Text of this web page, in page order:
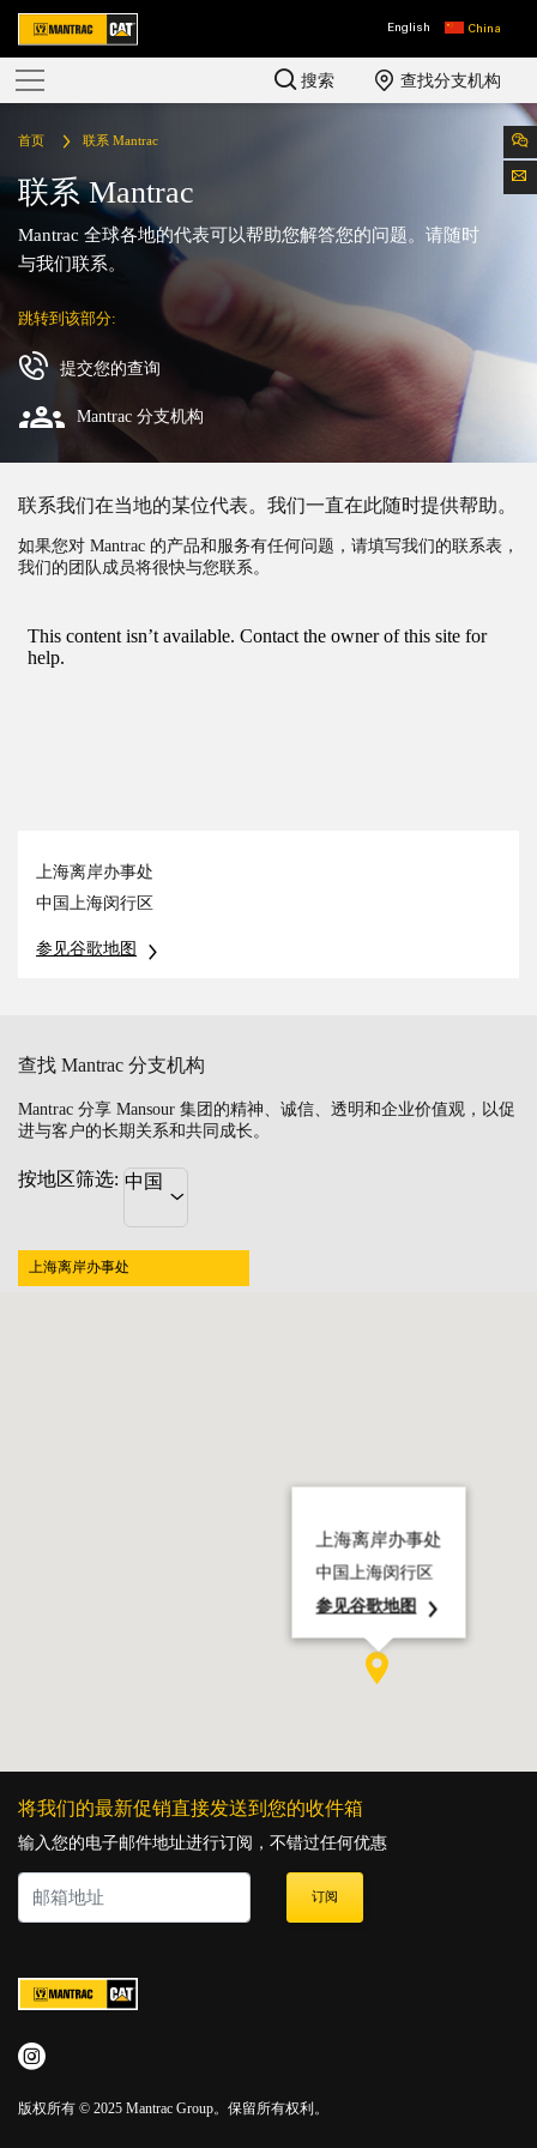
English China
搜索 查找分支机构
首页 联系 Mantrac
联系 Mantrac
Mantrac 全球各地的代表可以帮助您解答您的问题。请随时
与我们联系。
跳转到该部分:
提交您的查询
Mantrac 分支机构
联系我们在当地的某位代表。我们一直在此随时提供帮助。
如果您对 Mantrac 的产品和服务有任何问题，请填写我们的联系表，
我们的团队成员将很快与您联系。
上海离岸办事处
中国上海闵行区
参见谷歌地图
查找 Mantrac 分支机构
Mantrac 分享 Mansour 集团的精神、诚信、透明和企业价值观，以促
进与客户的长期关系和共同成长。
按地区筛选: 中国
上海离岸办事处
上海离岸办事处
中国上海闵行区
参见谷歌地图
将我们的最新促销直接发送到您的收件箱
输入您的电子邮件地址进行订阅，不错过任何优惠
订阅
版权所有 © 2025 Mantrac Group。保留所有权利。